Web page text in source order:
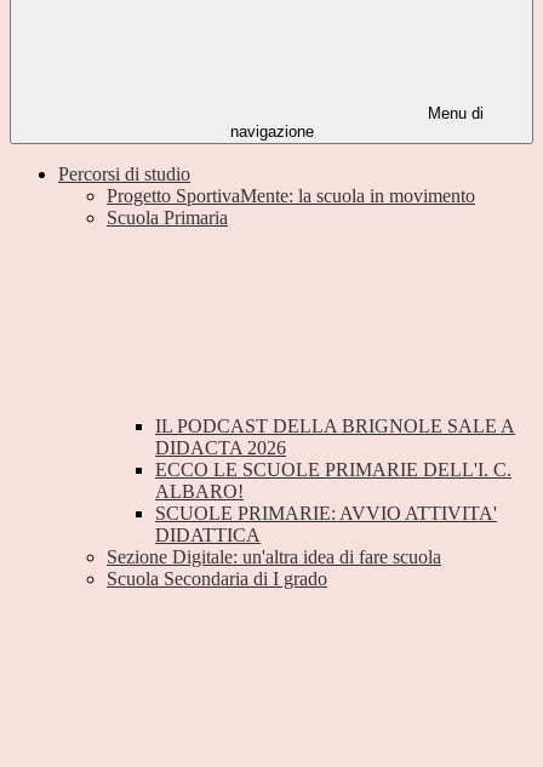
Menu di
navigazione
Percorsi di studio
Progetto SportivaMente: la scuola in movimento
Scuola Primaria
IL PODCAST DELLA BRIGNOLE SALE A
DIDACTA 2026
ECCO LE SCUOLE PRIMARIE DELL'I. C.
ALBARO!
SCUOLE PRIMARIE: AVVIO ATTIVITA'
DIDATTICA
Sezione Digitale: un'altra idea di fare scuola
Scuola Secondaria di I grado